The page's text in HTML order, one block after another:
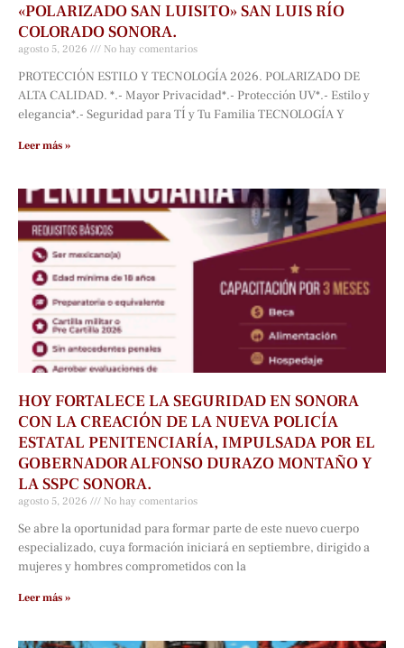
«POLARIZADO SAN LUISITO» SAN LUIS RÍO
COLORADO SONORA.
agosto 5, 2026 No hay comentarios
PROTECCIÓN ESTILO Y TECNOLOGÍA 2026. POLARIZADO DE
ALTA CALIDAD. *.- Mayor Privacidad*.- Protección UV*.- Estilo y
elegancia*.- Seguridad para TÍ y Tu Familia TECNOLOGÍA Y
Leer más »
HOY FORTALECE LA SEGURIDAD EN SONORA
CON LA CREACIÓN DE LA NUEVA POLICÍA
ESTATAL PENITENCIARÍA, IMPULSADA POR EL
GOBERNADOR ALFONSO DURAZO MONTAÑO Y
LA SSPC SONORA.
agosto 5, 2026 No hay comentarios
Se abre la oportunidad para formar parte de este nuevo cuerpo
especializado, cuya formación iniciará en septiembre, dirigido a
mujeres y hombres comprometidos con la
Leer más »